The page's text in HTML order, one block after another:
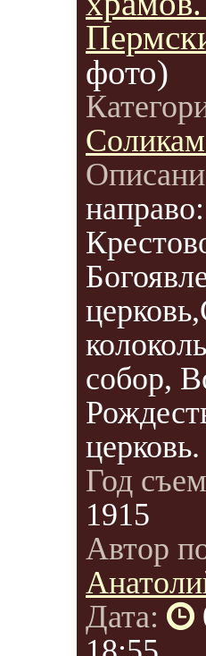
фото)
направо:
собор,
церковь.
Год
1915
Автор
Дата: